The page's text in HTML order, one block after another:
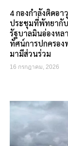
4 กองกำลังติดอ
ประชุมที่พัทยากับ
รัฐบาลมินอ่องห
ทัศน์การปกครอง
มามีส่วนร่วม
16 กรกฎาคม, 2026